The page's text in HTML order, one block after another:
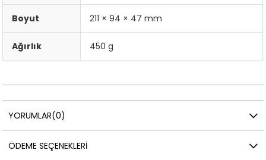
Boyut 211 × 94 × 47 mm
Ağırlık 450 g
YORUMLAR(0)
ÖDEME SEÇENEKLERI